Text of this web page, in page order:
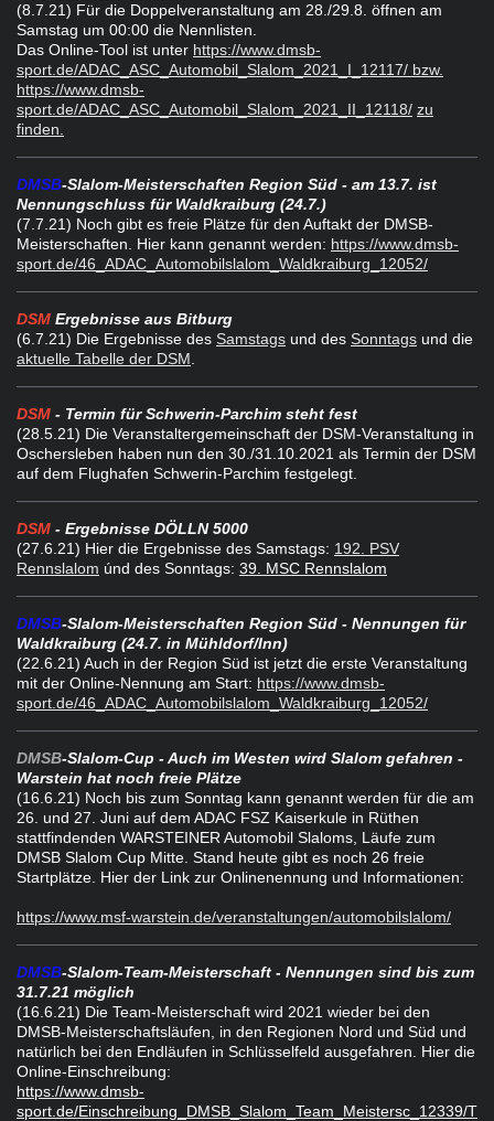
(8.7.21) Für die Doppelveranstaltung am 28./29.8. öffnen am
Samstag um 00:00 die Nennlisten.
Das Online-Tool ist unter https://www.dmsb-
sport.de/ADAC_ASC_Automobil_Slalom_2021_I_12117/ bzw.
https://www.dmsb-
sport.de/ADAC_ASC_Automobil_Slalom_2021_II_12118/ zu
finden.
DMSB-Slalom-Meisterschaften Region Süd - am 13.7. ist
Nennungschluss für Waldkraiburg (24.7.)
(7.7.21) Noch gibt es freie Plätze für den Auftakt der DMSB-
Meisterschaften. Hier kann genannt werden: https://www.dmsb-
sport.de/46_ADAC_Automobilslalom_Waldkraiburg_12052/
DSM Ergebnisse aus Bitburg
(6.7.21) Die Ergebnisse des Samstags und des Sonntags und die
aktuelle Tabelle der DSM
DSM - Termin für Schwerin-Parchim steht fest
(28.5.21) Die Veranstaltergemeinschaft der DSM-Veranstaltung in
Oschersleben haben nun den 30./31.10.2021 als Termin der DSM
auf dem Flughafen Schwerin-Parchim festgelegt.
DSM - Ergebnisse DÖLLN 5000
(27.6.21) Hier die Ergebnisse des Samstags: 192. PSV
Rennslalom únd des Sonntags: 39. MSC Rennslalom
DMSB-Slalom-Meisterschaften Region Süd - Nennungen für
Waldkraiburg (24.7. in Mühldorf/Inn)
(22.6.21) Auch in der Region Süd ist jetzt die erste Veranstaltung
mit der Online-Nennung am Start: https://www.dmsb-
sport.de/46_ADAC_Automobilslalom_Waldkraiburg_12052/
DMSB-Slalom-Cup - Auch im Westen wird Slalom gefahren -
Warstein hat noch freie Plätze
(16.6.21) Noch bis zum Sonntag kann genannt werden für die am
26. und 27. Juni auf dem ADAC FSZ Kaiserkule in Rüthen
stattfindenden WARSTEINER Automobil Slaloms, Läufe zum
DMSB Slalom Cup Mitte. Stand heute gibt es noch 26 freie
Startplätze. Hier der Link zur Onlinenennung und Informationen:
https://www.msf-warstein.de/veranstaltungen/automobilslalom/
DMSB-Slalom-Team-Meisterschaft - Nennungen sind bis zum
31.7.21 möglich
(16.6.21) Die Team-Meisterschaft wird 2021 wieder bei den
DMSB-Meisterschaftsläufen, in den Regionen Nord und Süd und
natürlich bei den Endläufen in Schlüsselfeld ausgefahren. Hier die
Online-Einschreibung:
https://www.dmsb-
sport.de/Einschreibung_DMSB_Slalom_Team_Meistersc_12339/T